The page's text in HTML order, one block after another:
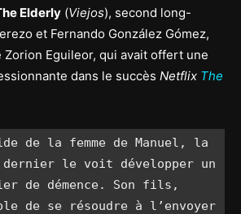
Elderly (Viejos), second long-
et Fernando González Gómez,
Eguileor, qui avait offert une
dans le succès Netflix The
de la femme de Manuel, la
le voit développer un
de démence. Son fils,
de se résoudre à l’envoyer